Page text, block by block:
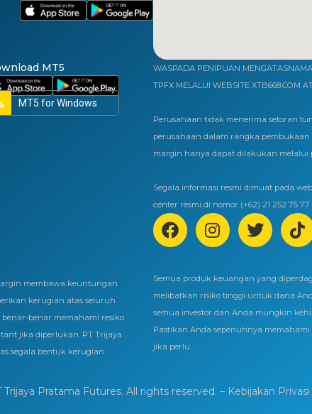
MT5
MT5 for Windows
WASPADA PENIPUAN
TPFX MELALUI WEBSITE XTB668.COM
Perusahaan tidak menerima setoran
perusahaan dalam rangka
margin hanya dapat dilakukan
Segala informasi resmi dimuat pada
center resmi di nomor (+62) 21 252 75 77
membawa keuntungan
kerugian atas seluruh
benar memahami resiko
jika diperlukan. PT Trijaya
segala bentuk kerugian.
Semua produk keuangan yang
melibatkan risiko tinggi untuk dana
semua investor dan Anda mungkin
Pastikan Anda sepenuhnya
jika perlu.
Pratama Futures. All rights reserved. – Kebijakan Privasi